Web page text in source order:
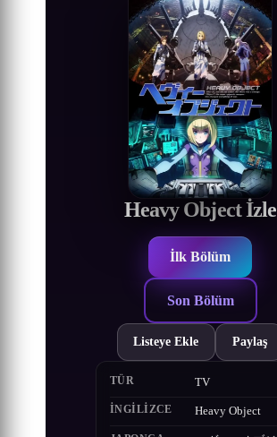
Heavy Object İzle
İlk Bölüm
Son Bölüm
Listeye Ekle Paylaş
TÜR TV
İNGILIZCE Heavy Object